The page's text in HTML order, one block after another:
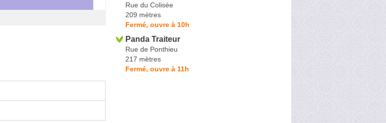
Rue du Colisée
209 mètres
Fermé, ouvre à 10h
Panda Traiteur
Rue de Ponthieu
217 mètres
Fermé, ouvre à 11h